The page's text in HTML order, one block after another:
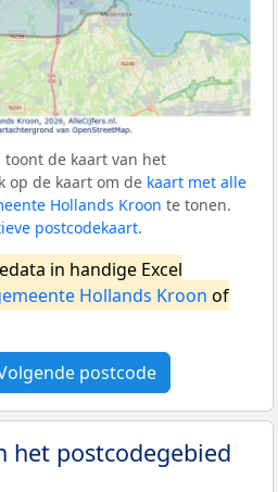
de kaart van het
op de kaart om de kaart met alle
Hollands Kroon te tonen.
postcodekaart.
in handige Excel
Hollands Kroon of
postcode
het postcodegebied